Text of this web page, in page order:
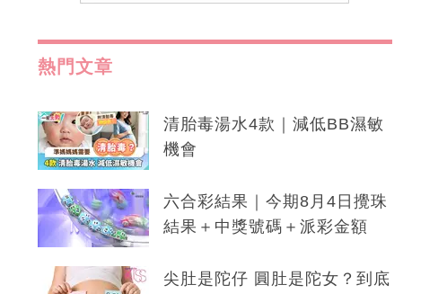
熱門文章
清胎毒湯水4款｜減低BB濕敏
機會
六合彩結果｜今期8月4日攪珠
結果＋中獎號碼＋派彩金額
尖肚是陀仔 圓肚是陀女？到底